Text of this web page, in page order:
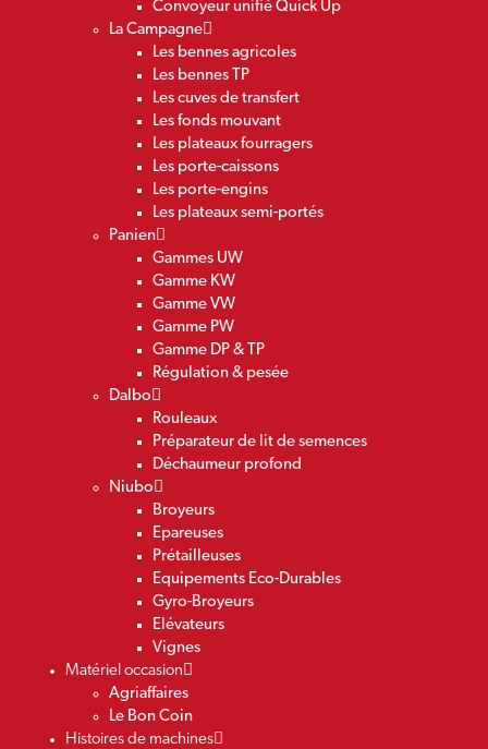
Convoyeur unifié Quick Up
La Campagne
Les bennes agricoles
Les bennes TP
Les cuves de transfert
Les fonds mouvant
Les plateaux fourragers
Les porte-caissons
Les porte-engins
Les plateaux semi-portés
Panien
Gammes UW
Gamme KW
Gamme VW
Gamme PW
Gamme DP & TP
Régulation & pesée
Dalbo
Rouleaux
Préparateur de lit de semences
Déchaumeur profond
Niubo
Broyeurs
Epareuses
Prétailleuses
Equipements Eco-Durables
Gyro-Broyeurs
Elévateurs
Vignes
Matériel occasion
Agriaffaires
Le Bon Coin
Histoires de machines